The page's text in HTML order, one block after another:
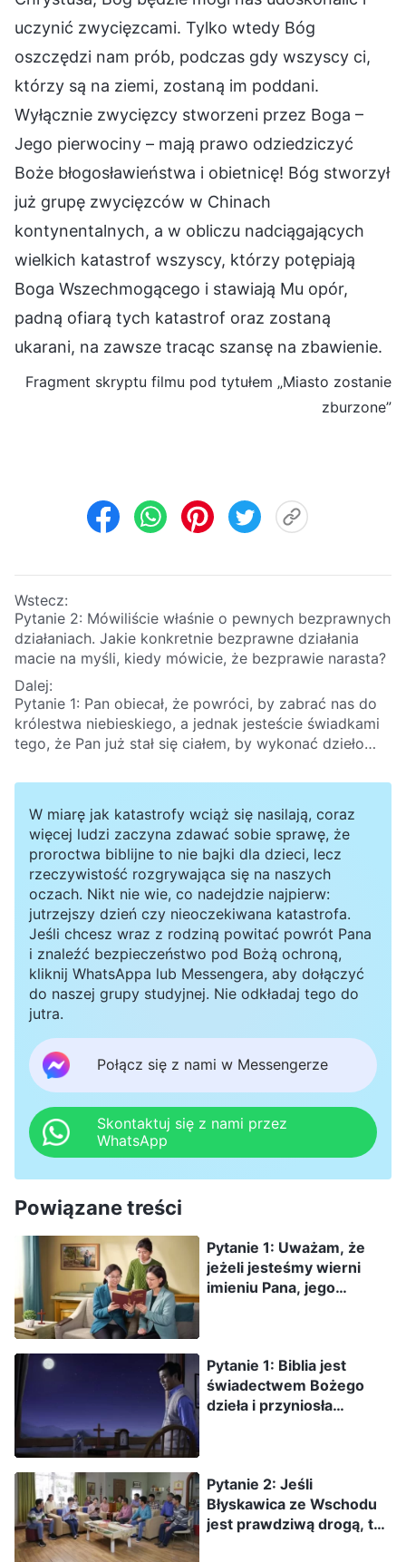
uczynić zwycięzcami. Tylko wtedy Bóg
oszczędzi nam prób, podczas gdy wszyscy ci,
którzy są na ziemi, zostaną im poddani.
Wyłącznie zwycięzcy stworzeni przez Boga –
Jego pierwociny – mają prawo odziedziczyć
Boże błogosławieństwa i obietnicę! Bóg stworzył
już grupę zwycięzców w Chinach
kontynentalnych, a w obliczu nadciągających
wielkich katastrof wszyscy, którzy potępiają
Boga Wszechmogącego i stawiają Mu opór,
padną ofiarą tych katastrof oraz zostaną
ukarani, na zawsze tracąc szansę na zbawienie.
Fragment skryptu filmu pod tytułem „Miasto zostanie
zburzone”
Wstecz:
Pytanie 2: Mówiliście właśnie o pewnych bezprawnych
działaniach. Jakie konkretnie bezprawne działania
macie na myśli, kiedy mówicie, że bezprawie narasta?
Dalej:
Pytanie 1: Pan obiecał, że powróci, by zabrać nas do
królestwa niebieskiego, a jednak jesteście świadkami
tego, że Pan już stał się ciałem, by wykonać dzieło
biblijnym Pan nadejdzie na chmurach, pełen mocy i
Pana poprzez wcielenie, którego byliście świadkami?
W miarę jak katastrofy wciąż się nasilają, coraz
więcej ludzi zaczyna zdawać sobie sprawę, że
proroctwa biblijne to nie bajki dla dzieci, lecz
rzeczywistość rozgrywająca się na naszych
oczach. Nikt nie wie, co nadejdzie najpierw:
jutrzejszy dzień czy nieoczekiwana katastrofa.
Jeśli chcesz wraz z rodziną powitać powrót Pana
i znaleźć bezpieczeństwo pod Bożą ochroną,
kliknij WhatsAppa lub Messengera, aby dołączyć
do naszej grupy studyjnej. Nie odkładaj tego do
jutra.
Połącz się z nami w Messengerze
Skontaktuj się z nami przez
WhatsApp
Powiązane treści
Pytanie 1: Uważam, że
jeżeli jesteśmy wierni
imieniu Pana, jego
czujność, to Pan z
pewnością da nam znak
gdy nadejdzie. Nie
powiedział: „Jeśli wtedy
ktoś wam powie: Oto tu
jest Chrystus, albo: Jest
Pytanie 1: Biblia jest
świadectwem Bożego
dzieła i przyniosła
Boga jako Stwórcę
wszystkich rzeczy,
dowiedzieliśmy się o
Pytanie 2: Jeśli
Błyskawica ze Wschodu
jest prawdziwą drogą, to